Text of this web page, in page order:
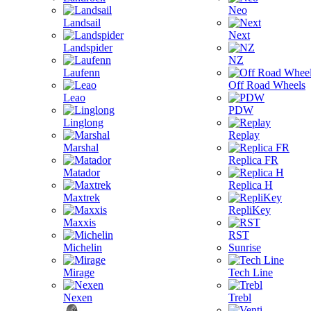
Landsail
Landspider
Laufenn
Leao
Linglong
Marshal
Matador
Maxtrek
Maxxis
Michelin
Mirage
Nexen
Neo
Next
NZ
Off Road Wheels
PDW
Replay
Replica FR
Replica H
RepliKey
RST
Sunrise
Tech Line
Trebl